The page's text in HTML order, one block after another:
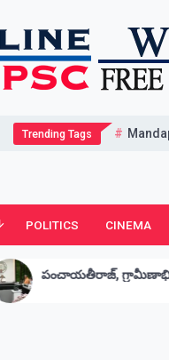
Trending Tags
POLITICS CINEMA
పై సమీక్ష